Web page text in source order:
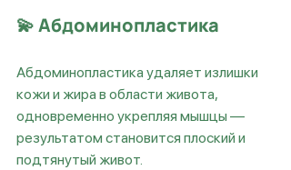
💫 Абдоминопластика
Абдоминопластика удаляет излишки
кожи и жира в области живота,
одновременно укрепляя мышцы —
результатом становится плоский и
подтянутый живот.